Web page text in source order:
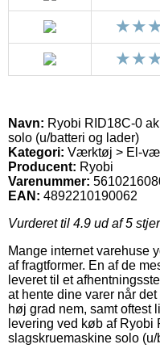
Navn: Ryobi RID18C-0
solo (u/batteri og lader)
Kategori: Værktøj > El-
Producent: Ryobi
Varenummer:
EAN: 4892210190062
Vurderet til 4.9 ud af 5
Mange internet varehuse
af fragtformer. En af de
leveret til et
at hente dine varer når
høj grad nem, samt oftest
levering ved køb af
slagskruemaskine solo (u/